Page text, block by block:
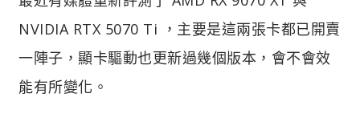
NVIDIA RTX 5070 Ti ，主要是這兩張卡都已開賣
一陣子，顯卡驅動也更新過幾個版本，會不會效
能有所變化。